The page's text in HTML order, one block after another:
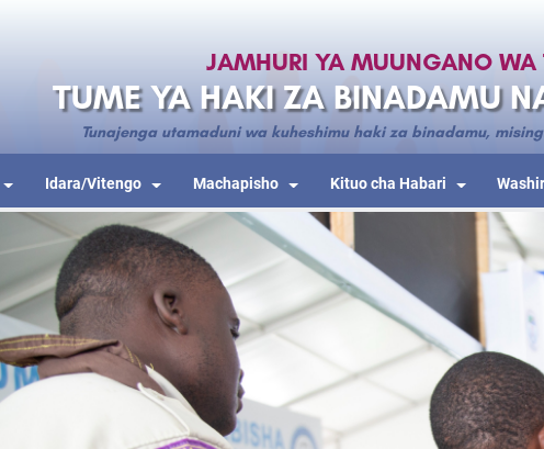
JAMHURI YA MUUNGANO WA
TUME YA HAKI ZA BINADAMU
Tunajenga utamaduni wa kuheshimu haki za binadamu,
Idara/Vitengo Machapisho Kituo cha Habari